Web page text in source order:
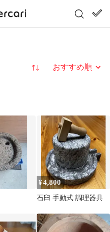
並び替え
¥4,800
石臼 手動式 調理器具